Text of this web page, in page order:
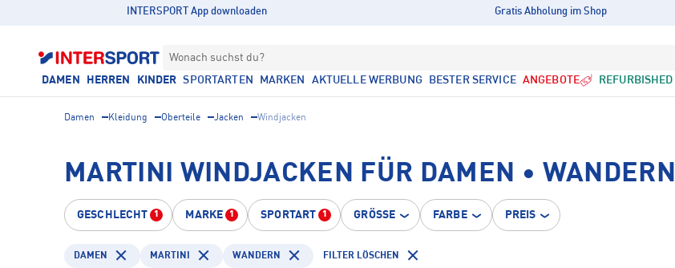
INTERSPORT App downloaden Gratis Abholung im Shop
Wonach suchst du?
DAMEN HERREN KINDER SPORTARTEN MARKEN AKTUELLE WERBUNG BESTER SERVICE ANGEBOTE REFURBISHED
Damen Kleidung Oberteile Jacken Windjacken
MARTINI WINDJACKEN FÜR DAMEN • WANDERN
GESCHLECHT 1 MARKE 1 SPORTART 1 GRÖSSE FARBE PREIS
DAMEN MARTINI WANDERN FILTER LÖSCHEN